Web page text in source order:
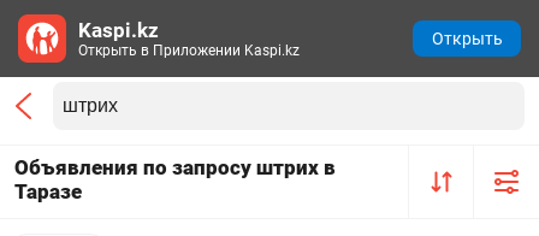
Объявления по запросу штрих в
Таразе
Kaspi.kz
Открыть в Приложении Kaspi.kz
Открыть